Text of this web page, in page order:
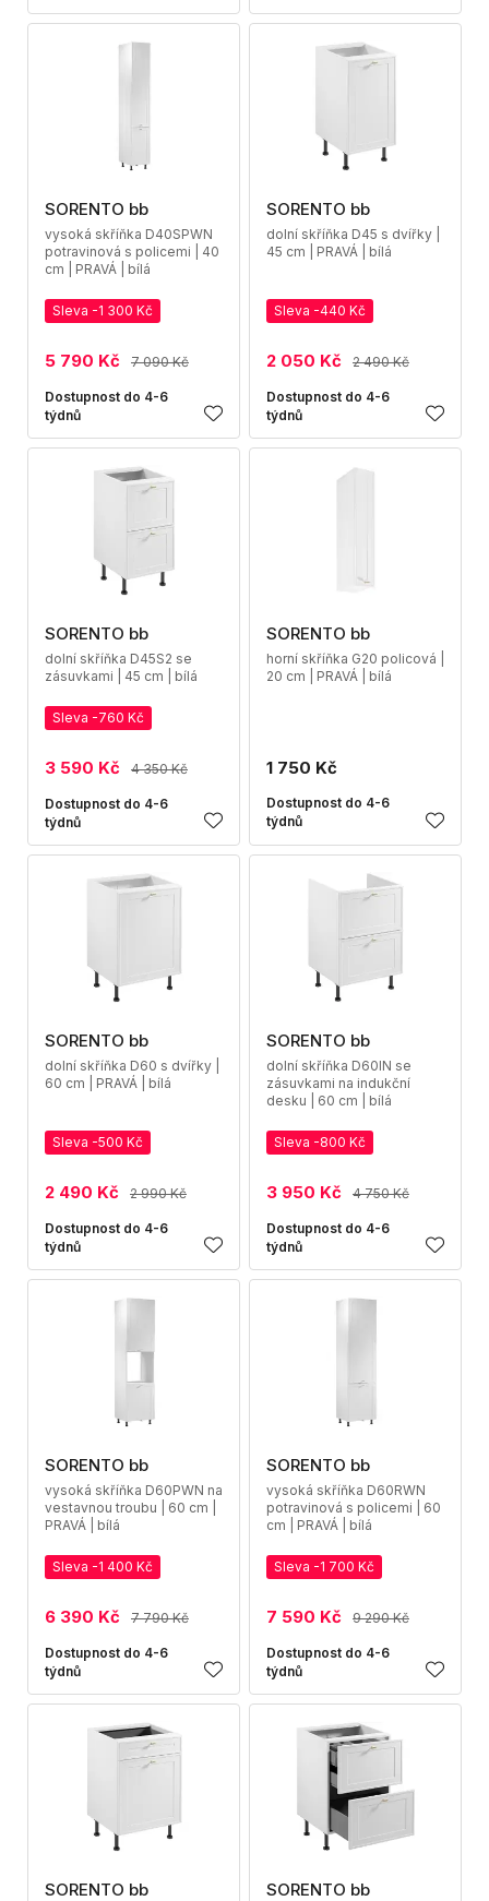
SORENTO bb
vysoká skříňka D40SPWN
potravinová s policemi | 40
cm | PRAVÁ | bílá
Sleva -1 300 Kč
5 790 Kč 7 090 Kč
Dostupnost do 4-6
týdnů
SORENTO bb
dolní skříňka D45 s dvířky |
45 cm | PRAVÁ | bílá
Sleva -440 Kč
2 050 Kč 2 490 Kč
Dostupnost do 4-6
týdnů
SORENTO bb
dolní skříňka D45S2 se
zásuvkami | 45 cm | bílá
Sleva -760 Kč
3 590 Kč 4 350 Kč
Dostupnost do 4-6
týdnů
SORENTO bb
horní skříňka G20 policová |
20 cm | PRAVÁ | bílá
1 750 Kč
Dostupnost do 4-6
týdnů
SORENTO bb
dolní skříňka D60 s dvířky |
60 cm | PRAVÁ | bílá
Sleva -500 Kč
2 490 Kč 2 990 Kč
Dostupnost do 4-6
týdnů
SORENTO bb
dolní skříňka D60IN se
zásuvkami na indukční
desku | 60 cm | bílá
Sleva -800 Kč
3 950 Kč 4 750 Kč
Dostupnost do 4-6
týdnů
SORENTO bb
vysoká skříňka D60PWN na
vestavnou troubu | 60 cm |
PRAVÁ | bílá
Sleva -1 400 Kč
6 390 Kč 7 790 Kč
Dostupnost do 4-6
týdnů
SORENTO bb
vysoká skříňka D60RWN
potravinová s policemi | 60
cm | PRAVÁ | bílá
Sleva -1 700 Kč
7 590 Kč 9 290 Kč
Dostupnost do 4-6
týdnů
SORENTO bb SORENTO bb